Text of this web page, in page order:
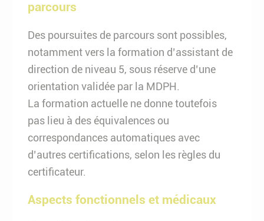
parcours
Des poursuites de parcours sont possibles,
notamment vers la formation d’assistant de
direction de niveau 5, sous réserve d’une
orientation validée par la MDPH.
La formation actuelle ne donne toutefois
pas lieu à des équivalences ou
correspondances automatiques avec
d’autres certifications, selon les règles du
certificateur.
Aspects fonctionnels et médicaux